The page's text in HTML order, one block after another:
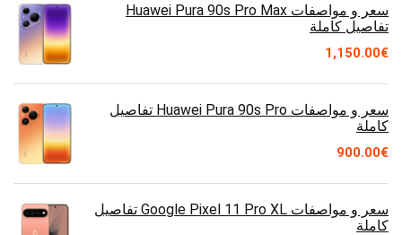
سعر و مواصفات Huawei Pura 90s Pro Max
تفاصيل كاملة
€
1,150.00
سعر و مواصفات Huawei Pura 90s Pro تفاصيل
كاملة
€
900.00
سعر و مواصفات Google Pixel 11 Pro XL تفاصيل
كاملة